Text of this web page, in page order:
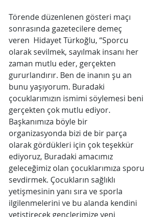
Törende düzenlenen gösteri maçı
sonrasında gazetecilere demeç
veren  Hidayet Türkoğlu, “Sporcu
olarak sevilmek, sayılmak insanı her
zaman mutlu eder, gerçekten
gururlandırır. Ben de inanın şu an
bunu yaşıyorum. Buradaki
çocuklarımızın ismimi söylemesi beni
gerçekten çok mutlu ediyor.
Başkanımıza böyle bir
organizasyonda bizi de bir parça
olarak gördükleri için çok teşekkür
ediyoruz, Buradaki amacımız
geleceğimiz olan çocuklarımıza sporu
sevdirmek. Çocukların sağlıklı
yetişmesinin yanı sıra ve sporla
ilgilenmelerini ve bu alanda kendini
yetiştirecek gençlerimize yeni